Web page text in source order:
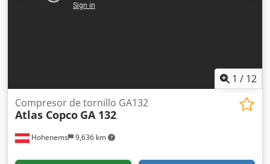
1 / 12
Hohenems 9,636 km
Compresor de tornillo GA132
Atlas Copco GA 132